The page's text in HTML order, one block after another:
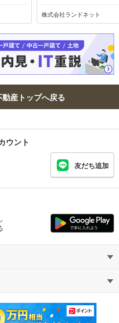
株式会社ランドネット
産トップへ戻る
ウント
友だち追加
中古マンション
教えて！住まいの先生